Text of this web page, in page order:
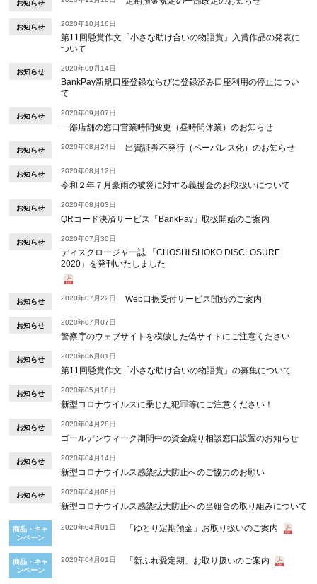
お知らせ
お知らせ 2020年10月16日
第11回懸賞作文「小さな助け合いの物語賞」入賞作品の発表に
ついて
お知らせ 2020年09月14日
BankPay新規口座登録ならびに登録済み口座利用の停止につい
て
お知らせ 2020年09月07日
一部店舗の窓口営業時間変更（昼時間休業）のお知らせ
お知らせ 2020年08月24日 出資証券不発行（ペーパレス化）のお知らせ
お知らせ 2020年08月12日
令和２年７月豪雨の被災に対する義援金のお取扱いについて
お知らせ 2020年08月03日
QRコード決済サービス「BankPay」取扱開始のご案内
お知らせ 2020年07月30日
ディスクロージャー誌 「CHOSHI SHOKO DISCLOSURE
2020」を発刊いたしました
お知らせ 2020年07月22日 Web口振受付サービス開始のご案内
お知らせ 2020年07月07日
警察庁のウェブサイトを模倣した偽サイトにご注意ください
お知らせ 2020年06月01日
第11回懸賞作文「小さな助け合いの物語賞」の募集について
お知らせ 2020年05月18日
新型コロナウイルスに乗じた犯罪等にご注意ください！
お知らせ 2020年04月28日
ゴールデンウィーク期間中の資金繰り相談窓口設置のお知らせ
お知らせ 2020年04月14日
新型コロナウイルス感染拡大防止へのご協力のお願い
お知らせ 2020年04月08日
新型コロナウイルス感染拡大防止への当組合の取り組みについて
商品・キャ
ンペーン
2020年04月01日 「ゆとり定期預金」お取り扱いのご案内
商品・キャ
ンペーン
2020年04月01日 「新ふれ愛定期」お取り扱いのご案内